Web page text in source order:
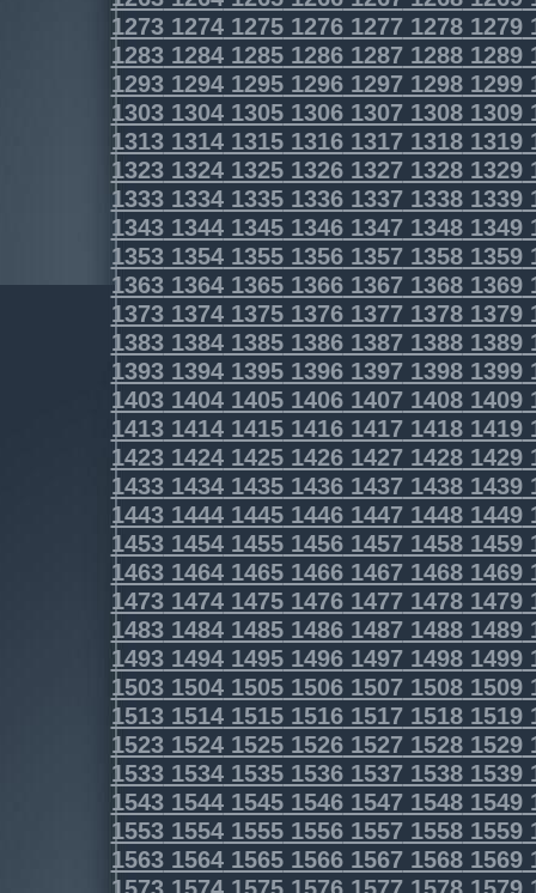
1273127412751276127712781279
1283128412851286128712881289
1293129412951296129712981299
1303130413051306130713081309
1313131413151316131713181319
1323132413251326132713281329
1333133413351336133713381339
1343134413451346134713481349
1353135413551356135713581359
1363136413651366136713681369
1373137413751376137713781379
1383138413851386138713881389
1393139413951396139713981399
1403140414051406140714081409
1413141414151416141714181419
1423142414251426142714281429
1433143414351436143714381439
1443144414451446144714481449
1453145414551456145714581459
1463146414651466146714681469
1473147414751476147714781479
1483148414851486148714881489
1493149414951496149714981499
1503150415051506150715081509
1513151415151516151715181519
1523152415251526152715281529
1533153415351536153715381539
1543154415451546154715481549
1553155415551556155715581559
1563156415651566156715681569